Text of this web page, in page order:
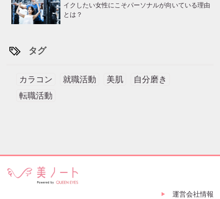
イクしたい女性にこそパーソナルが向いている理由
とは？
タグ
カラコン 就職活動 美肌
自分磨き
転職活動
運営会社情報